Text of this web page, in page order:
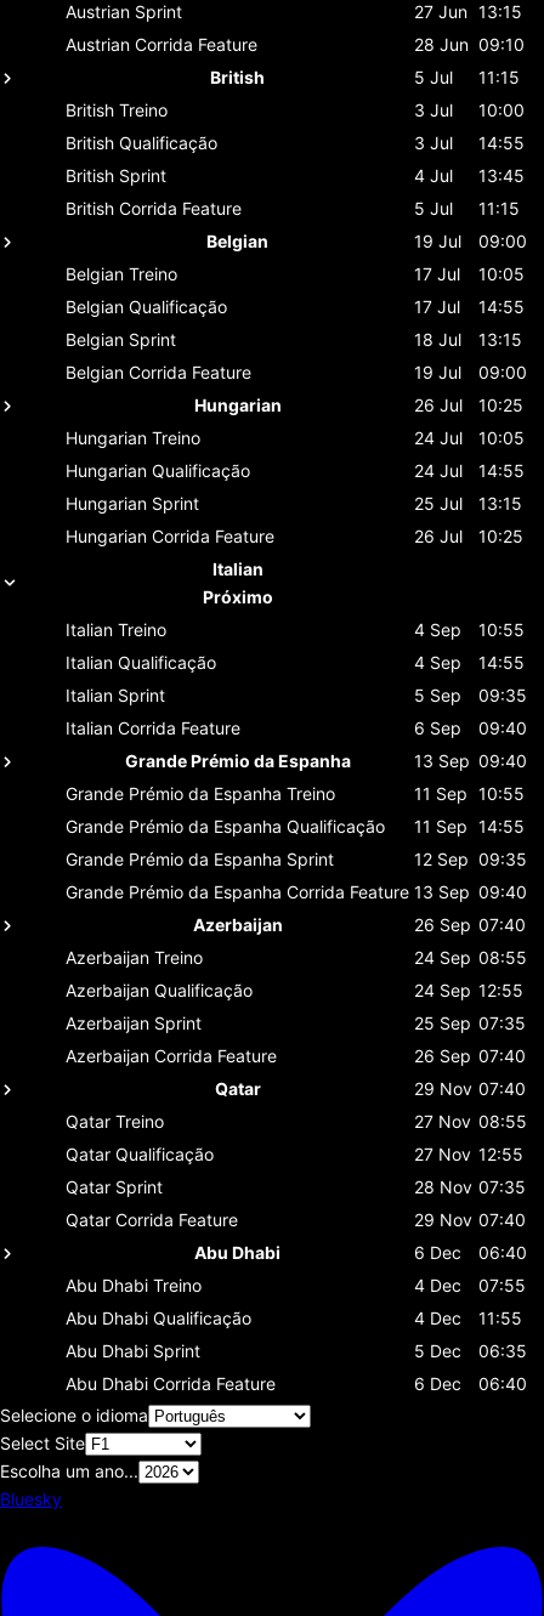
Austrian Sprint 27 Jun 13:15
Austrian Corrida Feature 28 Jun 09:10
British
5 Jul
11:15
British Treino 3 Jul
10:00
British Qualificação 3 Jul
14:55
British Sprint 4 Jul
13:45
British Corrida Feature 5 Jul
11:15
Belgian
19 Jul
09:00
Belgian Treino 17 Jul
10:05
Belgian Qualificação 17 Jul
14:55
Belgian Sprint 18 Jul
13:15
Belgian Corrida Feature 19 Jul
09:00
Hungarian
26 Jul
10:25
Hungarian Treino 24 Jul
10:05
Hungarian Qualificação 24 Jul
14:55
Hungarian Sprint 25 Jul
13:15
Hungarian Corrida Feature 26 Jul
10:25
Italian
Próximo
Italian Treino 4 Sep
10:55
Italian Qualificação 4 Sep
14:55
Italian Sprint 5 Sep
09:35
Italian Corrida Feature 6 Sep
09:40
Grande Prémio da Espanha
13 Sep 09:40
Grande Prémio da Espanha Treino 11 Sep 10:55
Grande Prémio da Espanha Qualificação 11 Sep 14:55
Grande Prémio da Espanha Sprint 12 Sep 09:35
Grande Prémio da Espanha Corrida Feature 13 Sep 09:40
Azerbaijan
26 Sep 07:40
Azerbaijan Treino 24 Sep 08:55
Azerbaijan Qualificação 24 Sep 12:55
Azerbaijan Sprint 25 Sep 07:35
Azerbaijan Corrida Feature 26 Sep 07:40
Qatar
29 Nov 07:40
Qatar Treino 27 Nov 08:55
Qatar Qualificação 27 Nov 12:55
Qatar Sprint 28 Nov 07:35
Qatar Corrida Feature 29 Nov 07:40
Abu Dhabi
6 Dec
06:40
Abu Dhabi Treino 4 Dec
07:55
Abu Dhabi Qualificação 4 Dec
11:55
Abu Dhabi Sprint 5 Dec
06:35
Abu Dhabi Corrida Feature 6 Dec
06:40
Selecione o idioma
Select Site
Escolha um ano...
Bluesky